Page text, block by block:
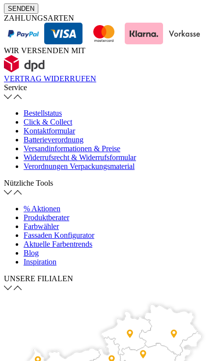
SENDEN
ZAHLUNGSARTEN
WIR VERSENDEN MIT
VERTRAG WIDERRUFEN
Service
Bestellstatus
Click & Collect
Kontaktformular
Batterieverordnung
Versandinformationen & Preise
Widerrufsrecht & Widerrufsformular
Verordnungen Verpackungsmaterial
Nützliche Tools
% Aktionen
Produktberater
Farbwähler
Fassaden Konfigurator
Aktuelle Farbentrends
Blog
Inspiration
UNSERE FILIALEN